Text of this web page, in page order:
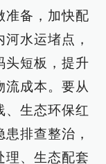
准备，加快配
水运堵点，
头短板，提升
流成本。要从
、生态环保红
排查整治，
理、生态配套